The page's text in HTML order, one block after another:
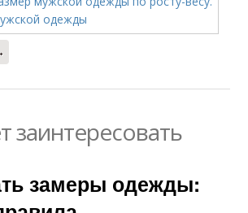
заинтересовать
замеры одежды: